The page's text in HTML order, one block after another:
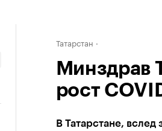
Татарстан
Минздрав
рост
В Татарстане,